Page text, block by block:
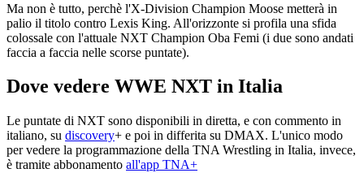
Ma non è tutto, perchè l'X-Division Champion Moose metterà in
palio il titolo contro Lexis King. All'orizzonte si profila una sfida
colossale con l'attuale NXT Champion Oba Femi (i due sono andati
faccia a faccia nelle scorse puntate).
Dove vedere WWE NXT in Italia
Le puntate di NXT sono disponibili in diretta, e con commento in
italiano, su discovery+ e poi in differita su DMAX. L'unico modo
per vedere la programmazione della TNA Wrestling in Italia, invece,
è tramite abbonamento all'app TNA+